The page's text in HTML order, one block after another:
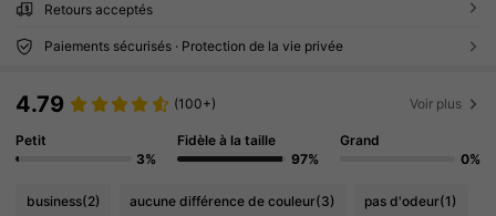
Retours acceptés
Paiements sécurisés · Protection de la vie privée
4.79 (100+) Voir plus
Petit
3%
Fidèle à la taille
97%
Grand
0%
business(2) aucune différence de couleur(3) pas d'odeur(1)